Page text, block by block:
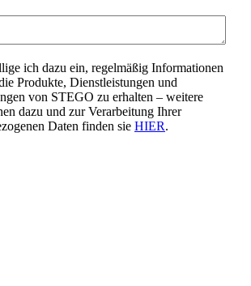
ich dazu ein, regelmäßig Informationen
Produkte, Dienstleistungen und
von STEGO zu erhalten – weitere
dazu und zur Verarbeitung Ihrer
Daten finden sie HIER.